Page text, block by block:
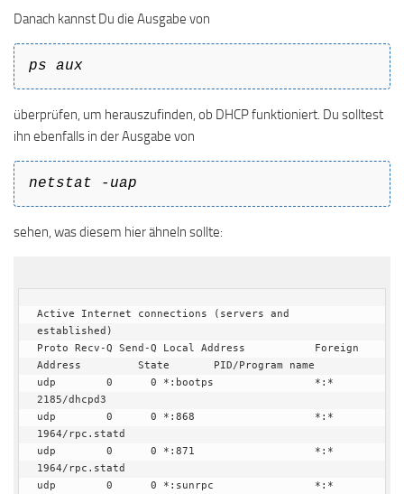
Danach kannst Du die Ausgabe von
ps aux
überprüfen, um herauszufinden, ob DHCP funktioniert. Du solltest
ihn ebenfalls in der Ausgabe von
netstat -uap
sehen, was diesem hier ähneln sollte:
Active Internet connections (servers and
established)
Proto Recv-Q Send-Q Local Address           Foreign
Address         State       PID/Program name
udp        0      0 *:bootps                *:*
2185/dhcpd3
udp        0      0 *:868                   *:*
1964/rpc.statd
udp        0      0 *:871                   *:*
1964/rpc.statd
udp        0      0 *:sunrpc                *:*